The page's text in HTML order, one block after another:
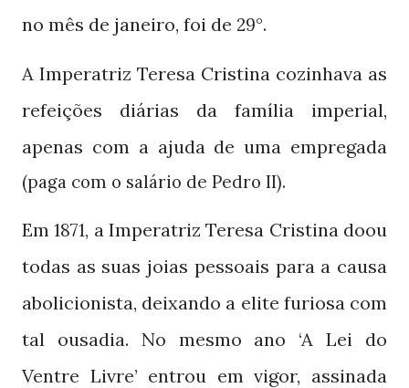
no mês de janeiro, foi de 29°.
A Imperatriz Teresa Cristina cozinhava as
refeições diárias da família imperial,
apenas com a ajuda de uma empregada
(paga com o salário de Pedro II).
Em1871, a Imperatriz Teresa Cristina doou
todas as suas joias pessoais para a causa
abolicionista, deixando a elite furiosa com
tal ousadia. No mesmo ano ‘A Lei do
Ventre Livre’ entrou em vigor, assinada